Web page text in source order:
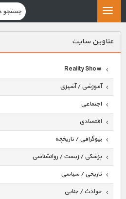
عناوين سايت
Reality Show
آموزشی / آشپزی
اجتماعی
اقتصادی
بیوگرافی / تاریخچه
پزشکی / زیست / روانشناسی
تاریخی / سیاسی
حوادث / جنایی